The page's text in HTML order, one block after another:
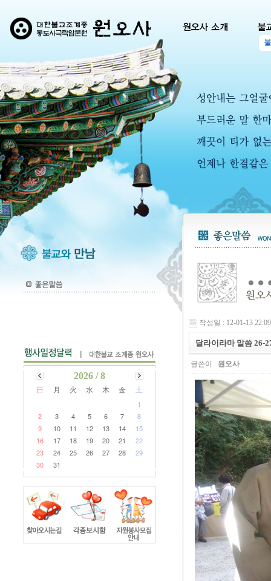
2026 / 8
日 月 火 水 木 金 土
1
2
3 4 5 6 7
8
9
10 11 12 13 14
15
16
17 18 19 20 21
22
23
24 25 26 27 28
29
30
31
작성일 : 12-01-13 22:09
달라이라마 말씀 26-
글쓴이 : 원오사